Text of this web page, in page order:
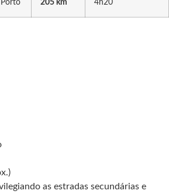
205 km 4h20
as estradas secundárias e